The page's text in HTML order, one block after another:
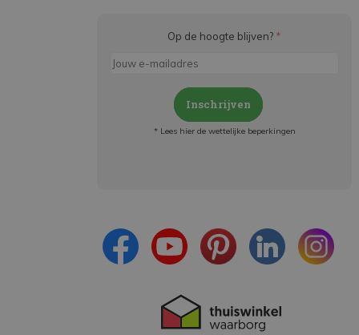
Op de hoogte blijven? *
Inschrijven
* Lees hier de wettelijke beperkingen